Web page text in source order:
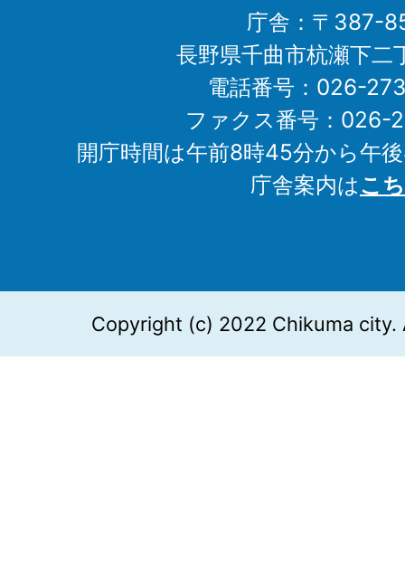
庁舎：〒387-
長野県千曲市杭瀬下二
電話番号：026-
ファクス番号：026-
開庁時間は午前8時45分から午
庁舎案内はこ
Copyright (c) 2022 Chikuma city.